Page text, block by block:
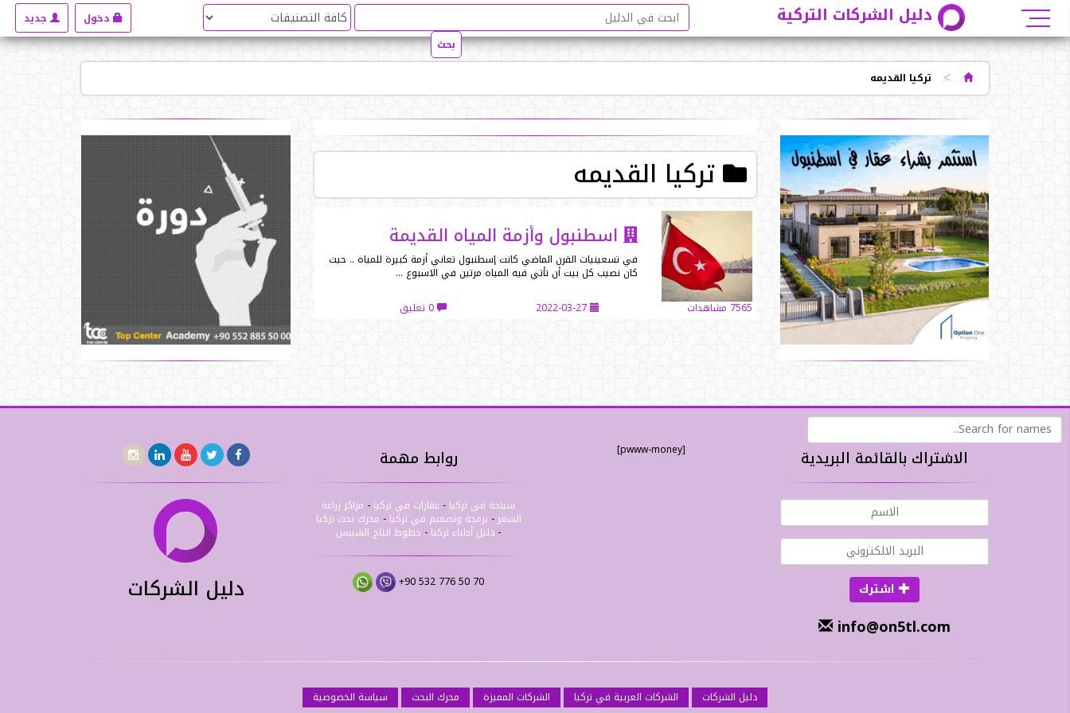
دليل الشركات التركية دخول جديد
> تركيا القديمه
تركيا القديمه
اسطنبول وأزمة المياه القديمة
في تسعينيات القرن الماضي كانت إسطنبول تعاني أزمة كبيرة للمياه .. حيث
كان نصيب كل بيت أن تأتي فيه المياه مرتين في الاسبوع …
7565 مشاهدات
2022-03-27 0 تعليق
الاشتراك بالقائمة البريدية
اشترك
info@on5tl.com
[pwww-money] روابط مهمة
سياحة في تركيا - عقارات في تركيا - مراكز زراعة
الشعر - برمجة وتصميم في تركيا - محرك بحث تركيا
- دليل أطباء تركيا - خطوط انتاج الشيبس
+90 532 776 50 70 دليل الشركات
دليل الشركات الشركات العربية في تركيا الشركات المميزة محرك البحث سياسة الخصوصية